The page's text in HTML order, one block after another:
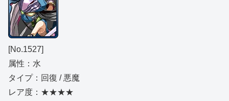
[No.1527]
属性：水
タイプ：回復 / 悪魔
レア度：★★★★